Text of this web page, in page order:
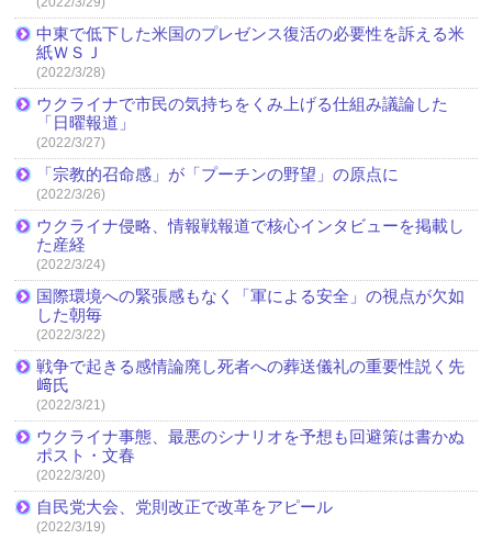
中東で低下した米国のプレゼンス復活の必要性を訴える米
紙ＷＳＪ
(2022/3/28)
ウクライナで市民の気持ちをくみ上げる仕組み議論した
「日曜報道」
(2022/3/27)
「宗教的召命感」が「プーチンの野望」の原点に
(2022/3/26)
ウクライナ侵略、情報戦報道で核心インタビューを掲載し
た産経
(2022/3/24)
国際環境への緊張感もなく「軍による安全」の視点が欠如
した朝毎
(2022/3/22)
戦争で起きる感情論廃し死者への葬送儀礼の重要性説く先
﨑氏
(2022/3/21)
ウクライナ事態、最悪のシナリオを予想も回避策は書かぬ
ポスト・文春
(2022/3/20)
自民党大会、党則改正で改革をアピール
(2022/3/19)